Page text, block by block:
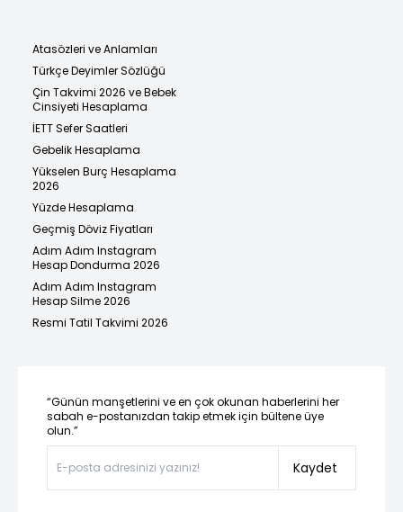
Atasözleri ve Anlamları
Türkçe Deyimler Sözlüğü
Çin Takvimi 2026 ve Bebek
Cinsiyeti Hesaplama
İETT Sefer Saatleri
Gebelik Hesaplama
Yükselen Burç Hesaplama
2026
Yüzde Hesaplama
Geçmiş Döviz Fiyatları
Adım Adım Instagram
Hesap Dondurma 2026
Adım Adım Instagram
Hesap Silme 2026
Resmi Tatil Takvimi 2026
“Günün manşetlerini ve en çok okunan haberlerini her
sabah e-postanızdan takip etmek için bültene üye
olun.”
Kaydet